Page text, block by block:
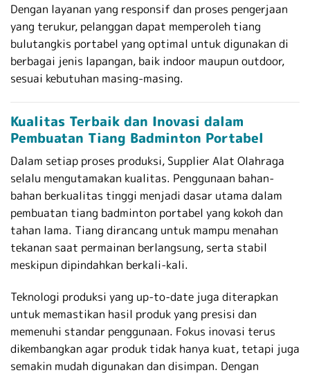
Dengan layanan yang responsif dan proses pengerjaan
yang terukur, pelanggan dapat memperoleh tiang
bulutangkis portabel yang optimal untuk digunakan di
berbagai jenis lapangan, baik indoor maupun outdoor,
sesuai kebutuhan masing-masing.
Kualitas Terbaik dan Inovasi dalam
Pembuatan Tiang Badminton Portabel
Dalam setiap proses produksi, Supplier Alat Olahraga
selalu mengutamakan kualitas. Penggunaan bahan-
bahan berkualitas tinggi menjadi dasar utama dalam
pembuatan tiang badminton portabel yang kokoh dan
tahan lama. Tiang dirancang untuk mampu menahan
tekanan saat permainan berlangsung, serta stabil
meskipun dipindahkan berkali-kali.
Teknologi produksi yang up-to-date juga diterapkan
untuk memastikan hasil produk yang presisi dan
memenuhi standar penggunaan. Fokus inovasi terus
dikembangkan agar produk tidak hanya kuat, tetapi juga
semakin mudah digunakan dan disimpan. Dengan